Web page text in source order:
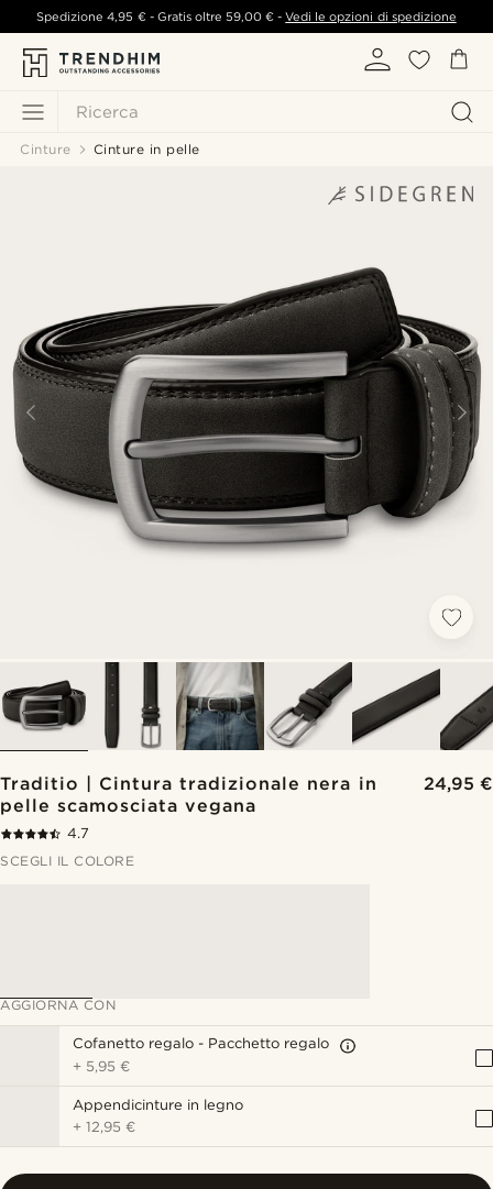
Ricerca
Spedizione4,95 €- Gratis oltre 59,00 € -Vedi le opzioni di spedizione
Cinture Cinture in pelle
Traditio | Cintura tradizionale nera in
pelle scamosciata vegana
24,95 €
4.7
SCEGLI IL COLORE
AGGIORNA CON
Cofanetto regalo - Pacchetto regalo
+ 5,95 €
Appendicinture in legno
+12,95 €